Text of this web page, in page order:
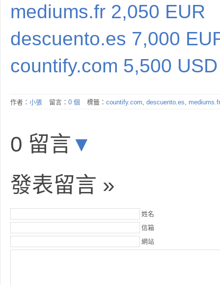
mediums.fr 2,050 EUR
descuento.es 7,000
countify.com 5,500 USD
作者： 小張 留言： 0 個 標籤： countify.com, descuento.es, mediums.fr
0 留言 ▼
發表留言 »
姓名
信箱
網站